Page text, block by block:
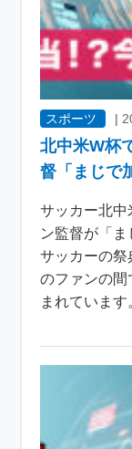
スポーツ |
北中米W杯
督「まじで
サッカー北中
ン監督が「
サッカーの祭
のファンの間
まれていま